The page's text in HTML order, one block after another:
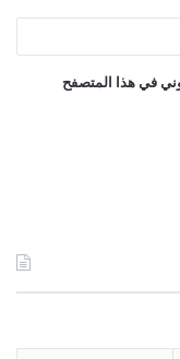
في هذا المتصفح